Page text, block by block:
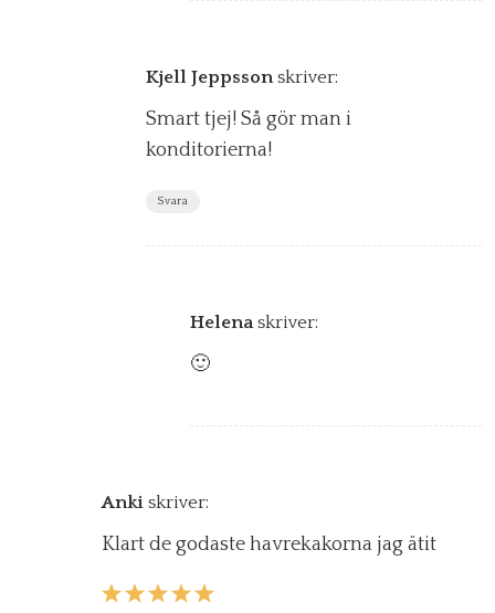
Kjell Jeppsson skriver:
Smart tjej! Så gör man i
konditorierna!
Svara
Helena skriver:
🙂
Anki skriver:
Klart de godaste havrekakorna jag ätit